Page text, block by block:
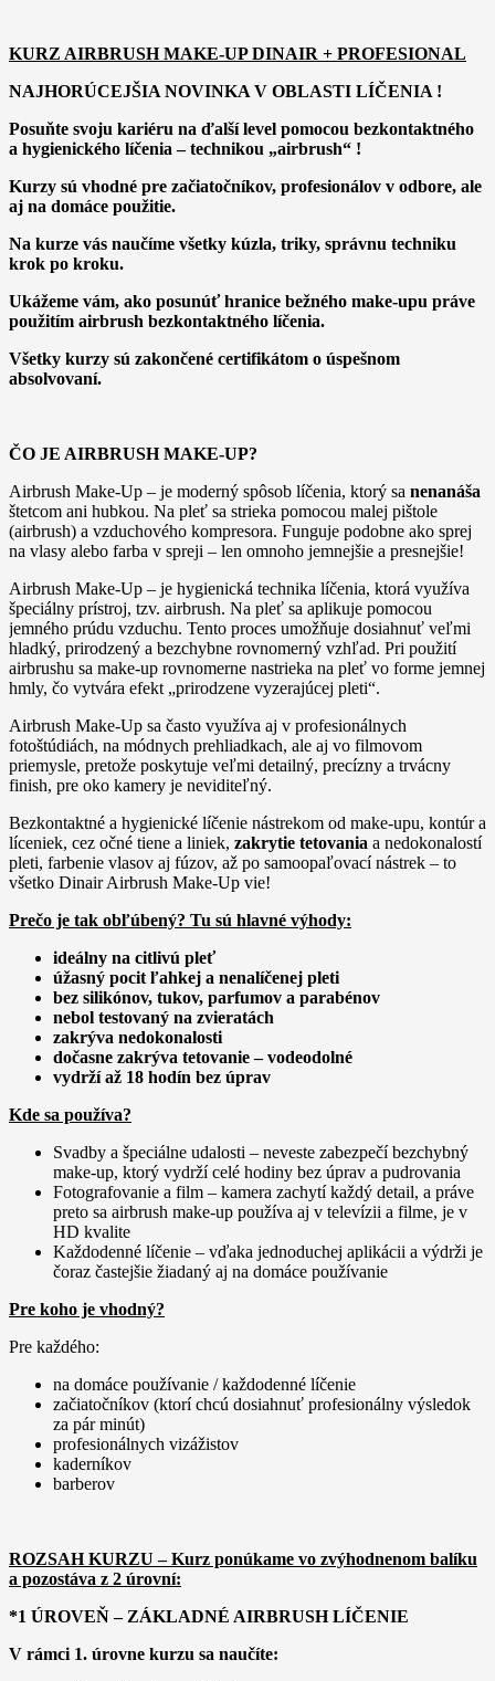
KURZ AIRBRUSH MAKE-UP DINAIR + PROFESIONAL
NAJHORÚCEJŠIA NOVINKA V OBLASTI LÍČENIA !
Posuňte svoju kariéru na ďalší level pomocou bezkontaktného
a hygienického líčenia– technikou „airbrush“ !
Kurzy sú vhodné pre začiatočníkov, profesionálov v odbore, ale
aj na domáce použitie.
Na kurze vás naučíme všetky kúzla, triky, správnu techniku
krok po kroku.
Ukážeme vám, ako posunúť hranice bežného make-upu práve
použitím airbrush bezkontaktného líčenia.
Všetky kurzy sú zakončené certifikátom o úspešnom
absolvovaní.
ČO JE AIRBRUSH MAKE-UP?
Airbrush Make-Up – je moderný spôsob líčenia, ktorý sa nenanáša
štetcom ani hubkou. Na pleť sa strieka pomocou malej pištole
(airbrush) a vzduchového kompresora. Funguje podobne ako sprej
na vlasy alebo farba v spreji – len omnoho jemnejšie a presnejšie!
Airbrush Make-Up – je hygienická technika líčenia, ktorá využíva
špeciálny prístroj, tzv. airbrush. Na pleť sa aplikuje pomocou
jemného prúdu vzduchu. Tento proces umožňuje dosiahnuť veľmi
hladký, prirodzený a bezchybne rovnomerný vzhľad. Pri použití
airbrushu sa make-up rovnomerne nastrieka na pleť vo forme jemnej
hmly, čo vytvára efekt „prirodzene vyzerajúcej pleti“.
Airbrush Make-Up sa často využíva aj v profesionálnych
fotoštúdiách, na módnych prehliadkach, ale aj vo filmovom
priemysle, pretože poskytuje veľmi detailný, precízny a trvácny
finish, pre oko kamery je neviditeľný.
Bezkontaktné a hygienické líčenie nástrekom od make-upu, kontúr a
líceniek, cez očné tiene a liniek, zakrytie tetovania a nedokonalostí
pleti, farbenie vlasov aj fúzov, až po samoopaľovací nástrek – to
všetko Dinair Airbrush Make-Up vie!
Prečo je tak obľúbený? Tu sú hlavné výhody:
ideálny na citlivú pleť
úžasný pocit ľahkej a nenalíčenej pleti
bez silikónov, tukov, parfumov a parabénov
nebol testovaný na zvieratách
zakrýva nedokonalosti
dočasne zakrýva tetovanie – vodeodolné
vydrží až 18 hodín bez úprav
Kde sa používa?
Svadby a špeciálne udalosti – neveste zabezpečí bezchybný
make-up, ktorý vydrží celé hodiny bez úprav a pudrovania
Fotografovanie a film – kamera zachytí každý detail, a práve
preto sa airbrush make-up používa aj v televízii a filme, je v
HD kvalite
Každodenné líčenie – vďaka jednoduchej aplikácii a výdrži je
čoraz častejšie žiadaný aj na domáce používanie
Pre koho je vhodný?
Pre každého:
na domáce používanie / každodenné líčenie
začiatočníkov (ktorí chcú dosiahnuť profesionálny výsledok
za pár minút)
profesionálnych vizážistov
kaderníkov
barberov
ROZSAH KURZU – Kurz ponúkame vo zvýhodnenom balíku
a pozostáva z 2 úrovní:
*1 ÚROVEŇ – ZÁKLADNÉ AIRBRUSH LÍČENIE
V rámci 1. úrovne kurzu sa naučíte: